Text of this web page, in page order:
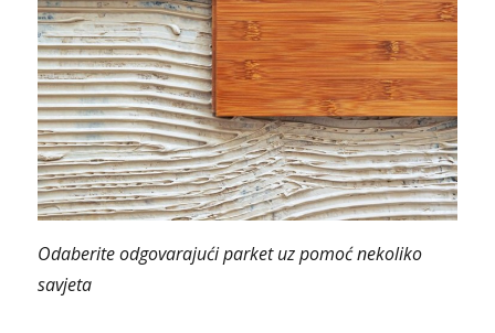
Odaberite odgovarajući parket uz pomoć nekoliko
savjeta